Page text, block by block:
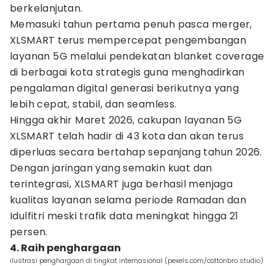
berkelanjutan.
Memasuki tahun pertama penuh pasca merger,
XLSMART terus mempercepat pengembangan
layanan 5G melalui pendekatan blanket coverage
di berbagai kota strategis guna menghadirkan
pengalaman digital generasi berikutnya yang
lebih cepat, stabil, dan seamless.
Hingga akhir Maret 2026, cakupan layanan 5G
XLSMART telah hadir di 43 kota dan akan terus
diperluas secara bertahap sepanjang tahun 2026.
Dengan jaringan yang semakin kuat dan
terintegrasi, XLSMART juga berhasil menjaga
kualitas layanan selama periode Ramadan dan
Idulfitri meski trafik data meningkat hingga 21
persen.
4. Raih penghargaan
ilustrasi penghargaan di tingkat internasional (pexels.com/cottonbro studio)